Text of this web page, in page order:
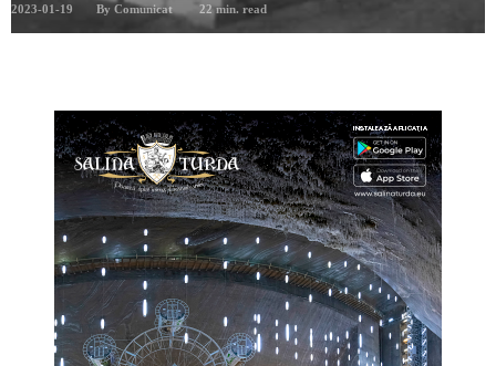
2023-01-19 By Comunicat 22min. read